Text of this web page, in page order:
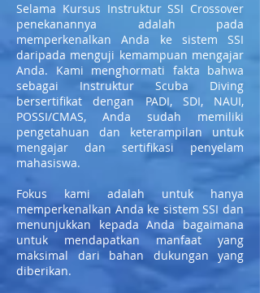
Selama Kursus Instruktur SSI Crossover
penekanannya adalah pada
memperkenalkan Anda ke sistem SSI
daripada menguji kemampuan mengajar
Anda. Kami menghormati fakta bahwa
sebagai Instruktur Scuba Diving
bersertifikat dengan PADI, SDI, NAUI,
POSSI/CMAS, Anda sudah memiliki
pengetahuan dan keterampilan untuk
mengajar dan sertifikasi penyelam
mahasiswa.
Fokus kami adalah untuk hanya
memperkenalkan Anda ke sistem SSI dan
menunjukkan kepada Anda bagaimana
untuk mendapatkan manfaat yang
maksimal dari bahan dukungan yang
diberikan.